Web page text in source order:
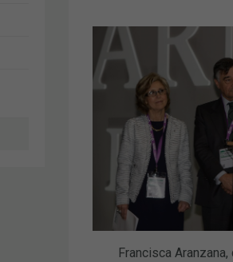
Francisca